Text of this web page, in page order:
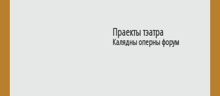
Праекты тэатра
Калядны оперны форум